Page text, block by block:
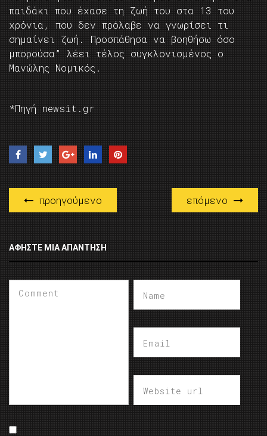
παιδάκι που έχασε τη ζωή του στα 13 του
χρόνια, που δεν πρόλαβε να γνωρίσει τι
σημαίνει ζωή. Προσπάθησα να βοηθήσω όσο
μπορούσα” λέει τέλος συγκλονισμένος ο
Μανώλης Νομικός.
*Πηγή newsit.gr
προηγούμενο επόμενο
ΑΦΉΣΤΕ ΜΙΑ ΑΠΆΝΤΗΣΗ